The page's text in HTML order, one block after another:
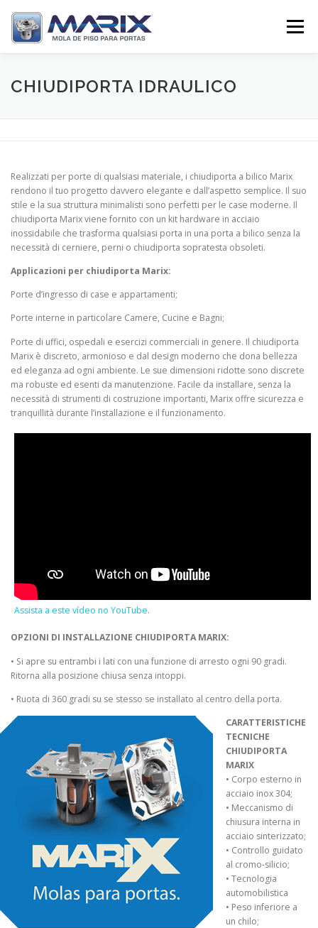
para
Menu
SOBRE PRODUTOS TV MARIX
CHIUDIPORTA IDRAULICO
Realizzati per porte di qualsiasi materiale, i chiudiporta a bilico Marix
rendono il tuo progetto davvero elegante e dall’aspetto semplice. Il suo
stile e la sua struttura minimalisti sono perfetti per le case moderne. Il
chiudiporta Marix viene fornito con un kit hardware in acciaio
inossidabile che trasforma qualsiasi porta in una porta a bilico senza la
necessità di cerniere, perni o chiudiporta sopratesta obsoleti.
Applicazioni per chiudiporta Marix:
Porte d’ingresso di case e appartamenti;
Porte interne in particolare Camere, Cucine e Bagni;
Porte di uffici, ospedali e esercizi commerciali in genere. Il chiudiporta
Marix è discreto, armonioso e dal design moderno che dona bellezza
ed eleganza ad ogni ambiente. Le sue dimensioni ridotte sono discrete
ma robuste ed esenti da manutenzione. Facile da installare, senza la
necessità di strumenti di costruzione importanti, Marix offre sicurezza e
tranquillità durante l’installazione e il funzionamento.
Assista a este vídeo no YouTube.
OPZIONI DI INSTALLAZIONE CHIUDIPORTA MARIX:
• Si apre su entrambi i lati con una funzione di arresto ogni 90 gradi.
Ritorna alla posizione chiusa senza intoppi.
• Ruota di 360 gradi su se stesso se installato al centro della porta.
CARATTERISTICHE
TECNICHE
CHIUDIPORTA
MARIX
• Corpo esterno in
acciaio inox 304;
• Meccanismo di
chiusura interna in
acciaio sinterizzato;
• Controllo guidato
al cromo-silicio;
• Tecnologia
automobilistica
• Peso inferiore a
un chilo;